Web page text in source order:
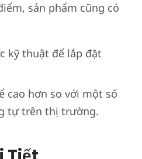
sản phẩm cũng có
kỹ thuật để lắp đặt
cao hơn so với một số
tự trên thị trường.